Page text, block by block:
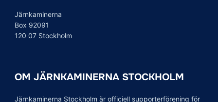
Järnkaminerna
Box 92091
120 07 Stockholm
OM JÄRNKAMINERNA STOCKHOLM
Järnkaminerna Stockholm är officiell supporterförening för